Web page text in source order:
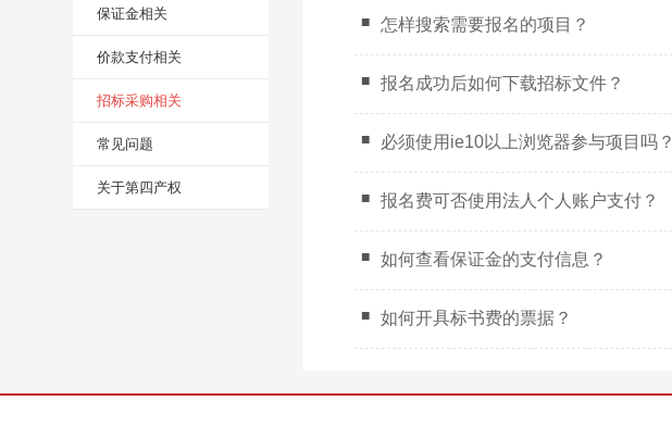
保证金相关
价款支付相关
招标采购相关
常见问题
关于第四产权
怎样搜索需要报名的项目？
报名成功后如何下载招标文件？
必须使用ie10以上浏览器参与项目吗？
报名费可否使用法人个人账户支付？
如何查看保证金的支付信息？
如何开具标书费的票据？